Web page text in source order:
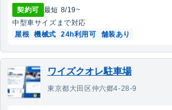
契約可 最短 8/19~
中型車サイズまで対応
屋根 機械式 24h利用可 舗装あり
ワイズクオレ駐車場
東京都大田区仲六郷4-28-9